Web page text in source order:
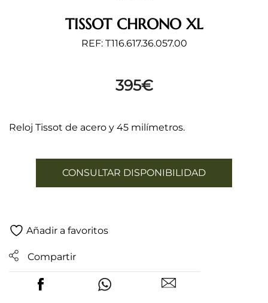
TISSOT CHRONO XL
REF: T116.617.36.057.00
395€
Reloj Tissot de acero y 45 milímetros.
CONSULTAR DISPONIBILIDAD
Añadir a favoritos
Compartir